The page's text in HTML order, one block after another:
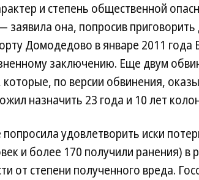
и степень общественной
заявила она, попросив
Домодедово в январе 2011
заключению. Еще двум
по версии обвинения,
назначить 23 года и 10 лет
удовлетворить иски
и более 170 получили ранения) в
от степени полученного вреда.